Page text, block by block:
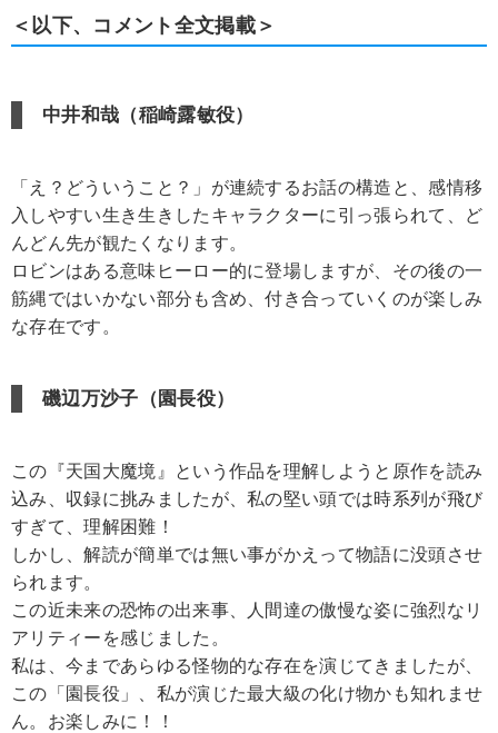
＜以下、コメント全文掲載＞
中井和哉（稲崎露敏役）
「え？どういうこと？」が連続するお話の構造と、感情移
入しやすい生き生きしたキャラクターに引っ張られて、ど
んどん先が観たくなります。
ロビンはある意味ヒーロー的に登場しますが、その後の一
筋縄ではいかない部分も含め、付き合っていくのが楽しみ
な存在です。
磯辺万沙子（園長役）
この『天国大魔境』という作品を理解しようと原作を読み
込み、収録に挑みましたが、私の堅い頭では時系列が飛び
すぎて、理解困難！
しかし、解読が簡単では無い事がかえって物語に没頭させ
られます。
この近未来の恐怖の出来事、人間達の傲慢な姿に強烈なリ
アリティーを感じました。
私は、今まであらゆる怪物的な存在を演じてきましたが、
この「園長役」、私が演じた最大級の化け物かも知れませ
ん。お楽しみに！！